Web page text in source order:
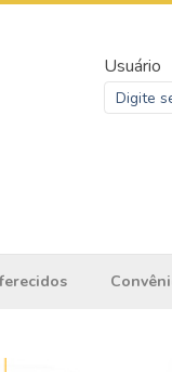
Usuário